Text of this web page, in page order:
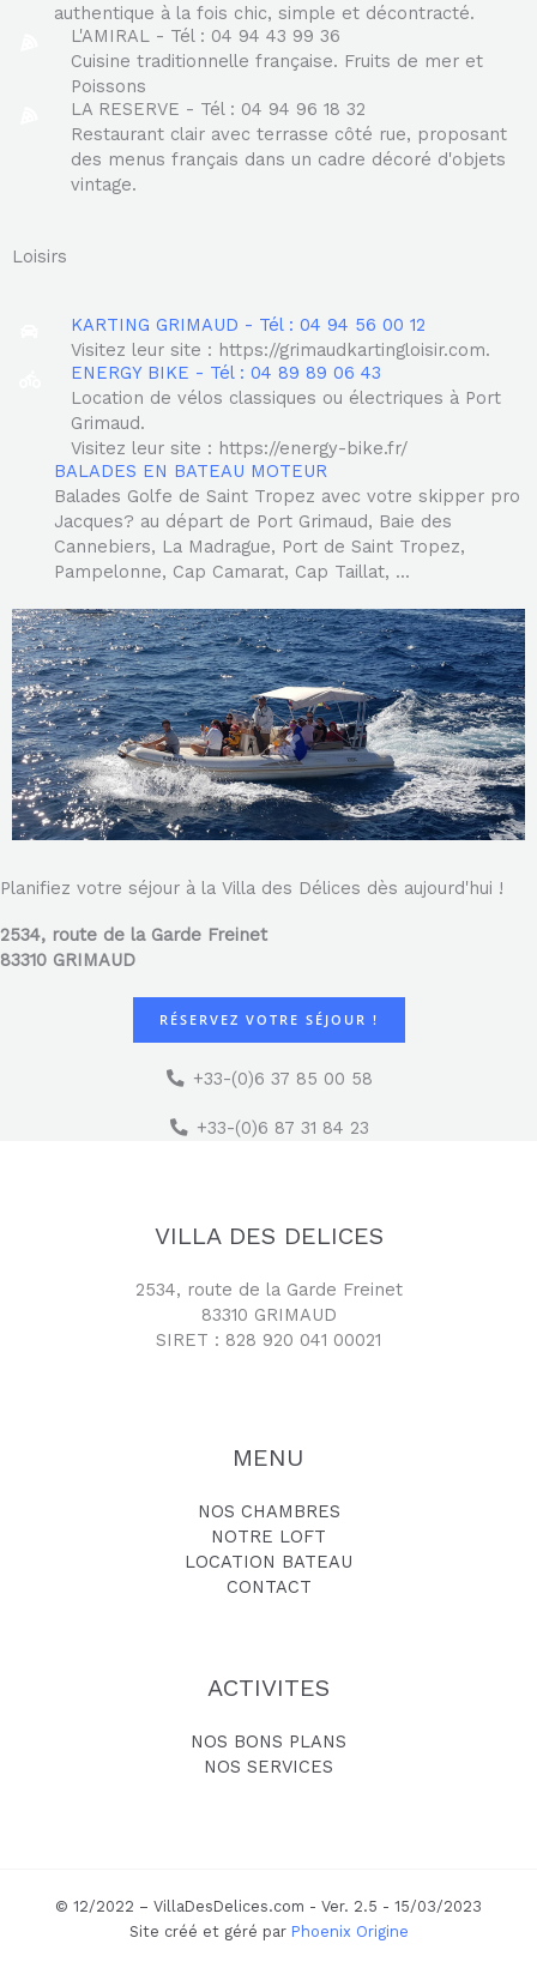
authentique à la fois chic, simple et décontracté.
L'AMIRAL - Tél : 04 94 43 99 36
Cuisine traditionnelle française. Fruits de mer et
Poissons
LA RESERVE - Tél : 04 94 96 18 32
Restaurant clair avec terrasse côté rue, proposant
des menus français dans un cadre décoré d'objets
vintage.
Loisirs
KARTING GRIMAUD - Tél : 04 94 56 00 12
Visitez leur site : https://grimaudkartingloisir.com.
ENERGY BIKE - Tél : 04 89 89 06 43
Location de vélos classiques ou électriques à Port
Grimaud.
Visitez leur site : https://energy-bike.fr/
BALADES EN BATEAU MOTEUR
Balades Golfe de Saint Tropez avec votre skipper pro
Jacques? au départ de Port Grimaud, Baie des
Cannebiers, La Madrague, Port de Saint Tropez,
Pampelonne, Cap Camarat, Cap Taillat, ...
Planifiez votre séjour à la Villa des Délices dès aujourd'hui !
2534, route de la Garde Freinet
83310 GRIMAUD
RÉSERVEZ VOTRE SÉJOUR !
+33-(0)6 37 85 00 58
+33-(0)6 87 31 84 23
VILLA DES DELICES
2534, route de la Garde Freinet
83310 GRIMAUD
SIRET : 828 920 041 00021
MENU
NOS CHAMBRES
NOTRE LOFT
LOCATION BATEAU
CONTACT
ACTIVITES
NOS BONS PLANS
NOS SERVICES
© 12/2022 – VillaDesDelices.com - Ver. 2.5 - 15/03/2023
Site créé et géré par Phoenix Origine